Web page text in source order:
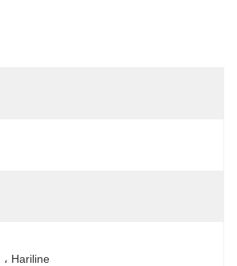
Hariline ، حبة منتفخة ، مصقولة